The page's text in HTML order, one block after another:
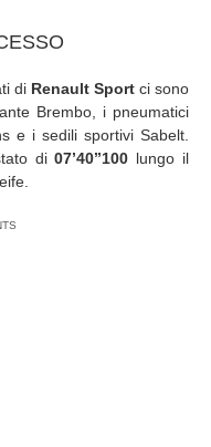
di Renault Sport ci sono
Brembo, i pneumatici
e i sedili sportivi Sabelt.
di07’40’’100 lungo il